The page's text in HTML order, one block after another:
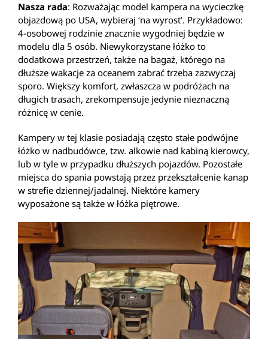
Nasza rada: Rozważając model kampera na wycieczkę
objazdową po USA, wybieraj ‘na wyrost’. Przykładowo:
4-osobowej rodzinie znacznie wygodniej będzie w
modelu dla 5 osób. Niewykorzystane łóżko to
dodatkowa przestrzeń, także na bagaż, którego na
dłuższe wakacje za oceanem zabrać trzeba zazwyczaj
sporo. Większy komfort, zwłaszcza w podróżach na
długich trasach, zrekompensuje jedynie nieznaczną
różnicę w cenie.
Kampery w tej klasie posiadają często stałe podwójne
łóżko w nadbudówce, tzw. alkowie nad kabiną kierowcy,
lub w tyle w przypadku dłuższych pojazdów. Pozostałe
miejsca do spania powstają przez przekształcenie kanap
w strefie dziennej/jadalnej. Niektóre kamery
wyposażone są także w łóżka piętrowe.